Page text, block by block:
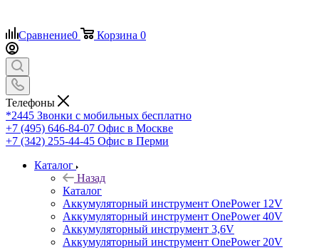
Сравнение0 Корзина 0
Телефоны
*2445 Звонки с мобильных бесплатно
+7 (495) 646-84-07 Офис в Москве
+7 (342) 255-44-45 Офис в Перми
Каталог
Назад
Каталог
Аккумуляторный инструмент OnePower 12V
Аккумуляторный инструмент OnePower 40V
Аккумуляторный инструмент 3,6V
Аккумуляторный инструмент OnePower 20V